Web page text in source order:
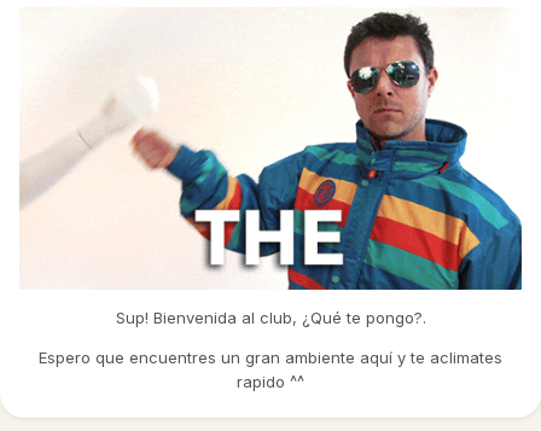
Sup! Bienvenida al club, ¿Qué te pongo?.
Espero que encuentres un gran ambiente aquí y te aclimates
rapido ^^